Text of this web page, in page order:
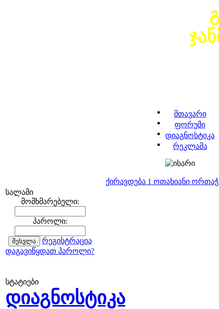
მთავარი
ფორუმი
დიაგნოსტიკა
რეკლამა
ქირავდება 1 ოთახიანი
სალამი
მომხმარებელი:
პაროლი:
რეგისტრაცია
დაგავიწყდათ პაროლი?
სტატიები
დიაგნოსტიკა